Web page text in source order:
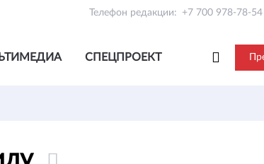
Телефон редакции: +7 700 978-78-54
СПЕЦПРОЕКТ